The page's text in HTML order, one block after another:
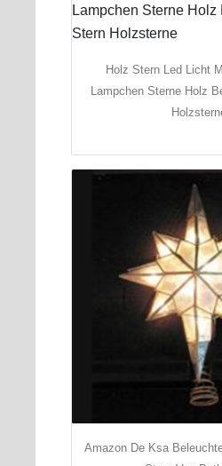
Holz Stern Led Licht
Lampchen Sterne Holz
Amazon De Ksa